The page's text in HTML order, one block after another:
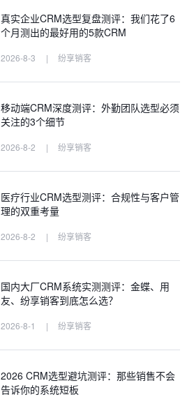
真实企业CRM选型复盘测评：我们花了6
个月测出的最好用的5款CRM
2026-8-3 | 纷享销客
移动端CRM深度测评：外勤团队选型必须
关注的3个细节
2026-8-2 | 纷享销客
医疗行业CRM选型测评：合规性与客户管
理的双重考量
2026-8-2 | 纷享销客
国内大厂CRM系统实测测评：金蝶、用
友、纷享销客到底怎么选？
2026-8-1 | 纷享销客
2026 CRM选型避坑测评：那些销售不会
告诉你的系统短板